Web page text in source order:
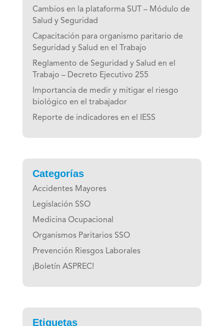
Cambios en la plataforma SUT – Módulo de
Salud y Seguridad
Capacitación para organismo paritario de
Seguridad y Salud en el Trabajo
Reglamento de Seguridad y Salud en el
Trabajo – Decreto Ejecutivo 255
Importancia de medir y mitigar el riesgo
biológico en el trabajador
Reporte de indicadores en el IESS
Categorías
Accidentes Mayores
Legislación SSO
Medicina Ocupacional
Organismos Paritarios SSO
Prevención Riesgos Laborales
¡Boletín ASPREC!
Etiquetas